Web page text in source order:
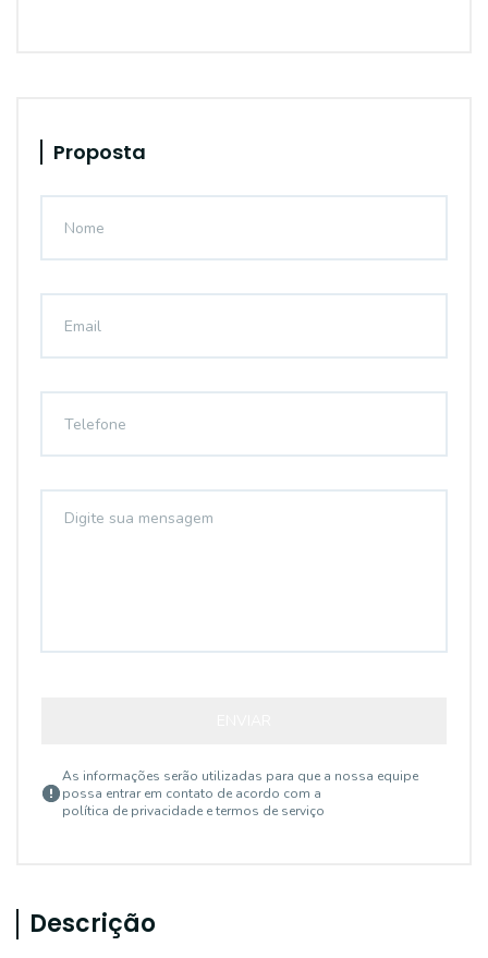
Proposta
As informações serão utilizadas para que a nossa equipe
possa entrar em contato de acordo com a
política de privacidade e termos de serviço
Descrição